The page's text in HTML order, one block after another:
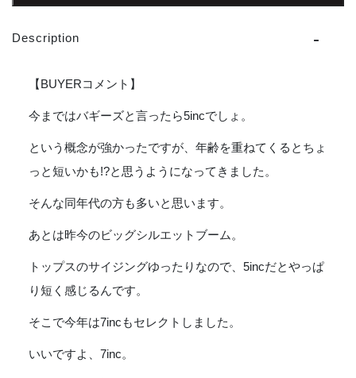
タ
ニ
Men's
Long
FORGE
GREY
GREY
Description
【BUYERコメント】
今まではバギーズと言ったら5incでしょ。
という概念が強かったですが、年齢を重ねてくるとちょ
っと短いかも!?と思うようになってきました。
そんな同年代の方も多いと思います。
あとは昨今のビッグシルエットブーム。
トップスのサイジングゆったりなので、5incだとやっぱ
り短く感じるんです。
そこで今年は7incもセレクトしました。
いいですよ、7inc。